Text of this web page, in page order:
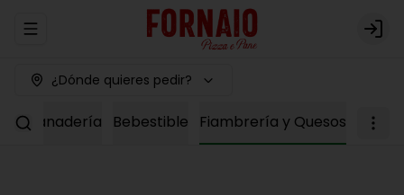
Abrir menu de navegación Login
¿Dónde quieres pedir?
Panadería Bebestible Fiambrería y Quesos